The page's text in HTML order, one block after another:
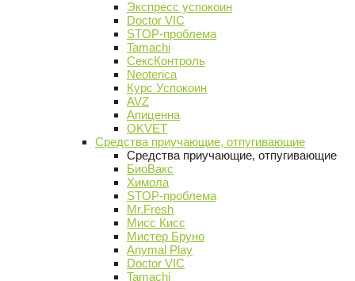
Экспресс успокоин
Doctor VIC
STOP-проблема
Tamachi
СексКонтроль
Neoterica
Курс Успокоин
AVZ
Апиценна
OKVET
Средства приучающие, отпугивающие
Средства приучающие, отпугивающие
БиоВакс
Химола
STOP-проблема
Mr.Fresh
Мисс Кисс
Мистер Бруно
Anymal Play
Doctor VIC
Tamachi